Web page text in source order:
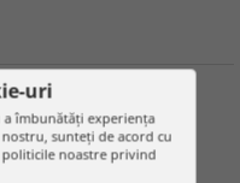
lemn pentru copii
uri
îmbunătăți experiența
sunteți de acord cu
noastre privind